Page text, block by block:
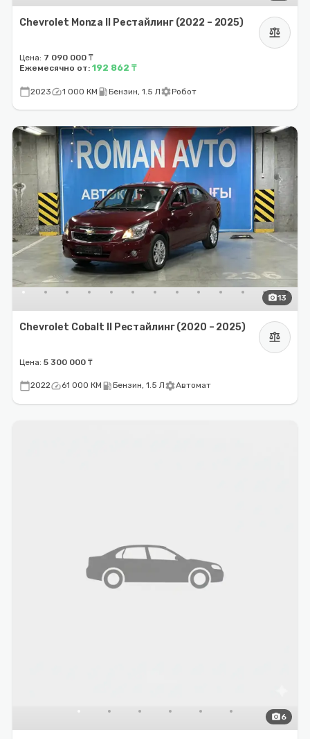
Chevrolet Monza II Рестайлинг (2022 – 2025)
balance
Цена: 7 090 000 ₸
Ежемесячно от: 192 862 ₸
calendar_today2023speed1 000 КМ local_gas_stationБензин, 1.5 ЛsettingsРобот
photo_camera13
Chevrolet Cobalt II Рестайлинг (2020 – 2025)
balance
Цена: 5 300 000 ₸
calendar_today2022speed61 000 КМ local_gas_stationБензин, 1.5 ЛsettingsАвтомат
photo_camera6